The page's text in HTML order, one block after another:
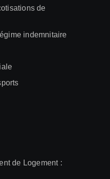
de
indemnitaire
de Logement :